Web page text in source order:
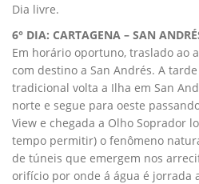
Dia livre.
6° DIA: CARTAGENA – SAN
Em horário oportuno, traslado ao
com destino a San Andrés. A
tradicional volta a Ilha em San
norte e segue para oeste
View e chegada a Olho Soprador
tempo permitir) o fenômeno
de túneis que emergem nos
orifício por onde á água é jorrada